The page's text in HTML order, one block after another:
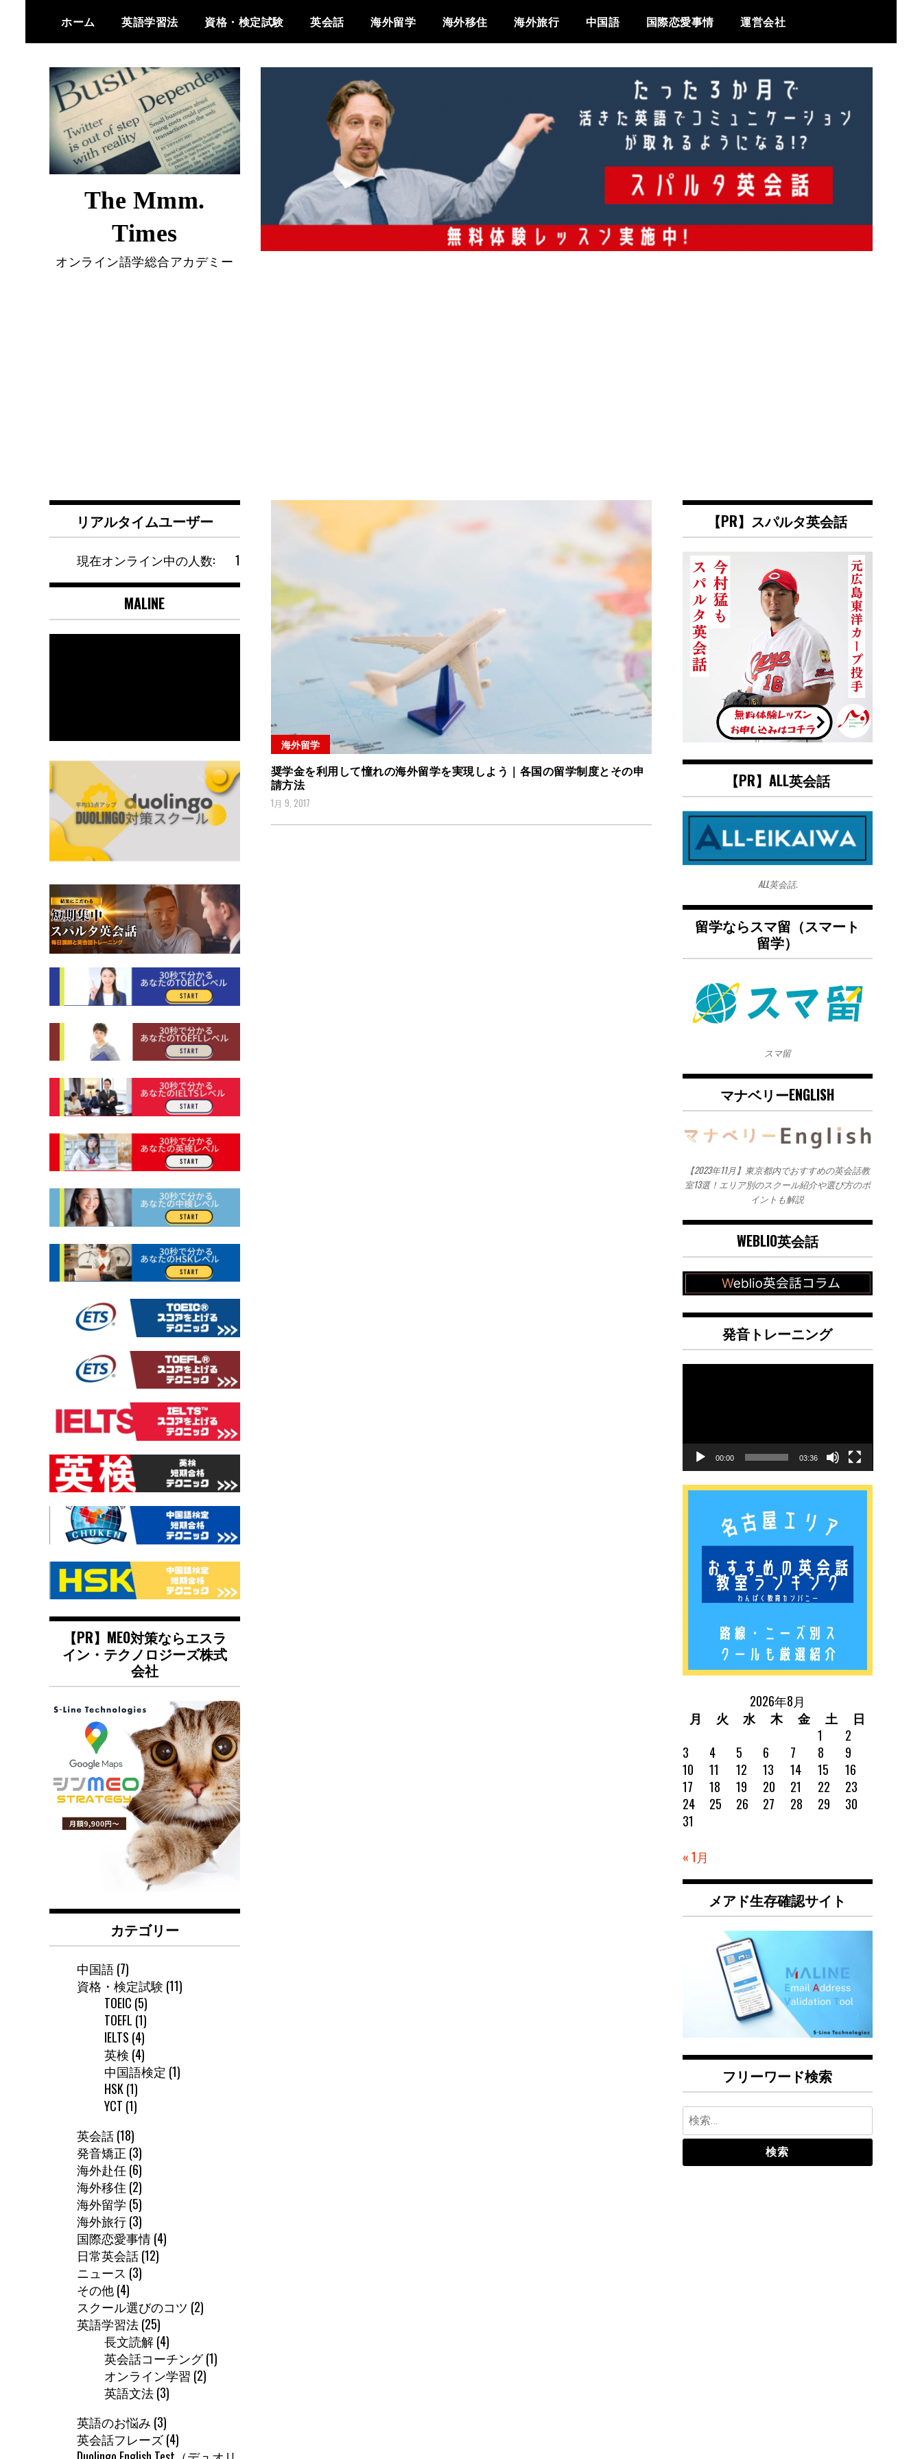
content
ホーム 英語学習法 資格・検定試験 英会話 海外留学 海外移住 海外旅行 中国語 国際恋愛事情 運営会社
The Mmm.
Times
オンライン語学総合アカデミー
海外留学
奨学金を利用して憧れの海外留学を実現しよう｜各国の留学制度とその申
請方法
1月 9, 2017
リアルタイムユーザー
1
現在オンライン中の人数:
MALINE
【PR】MEO対策ならエスラ
イン・テクノロジーズ株式
会社
カテゴリー
中国語(7)
資格・検定試験 (11)
TOEIC (5)
TOEFL (1)
IELTS (4)
英検 (4)
中国語検定 (1)
HSK (1)
YCT (1)
英会話(18)
発音矯正 (3)
海外赴任(6)
海外移住 (2)
海外留学 (5)
海外旅行(3)
国際恋愛事情(4)
日常英会話(12)
ニュース (3)
その他(4)
スクール選びのコツ (2)
英語学習法(25)
長文読解(4)
英会話コーチング(1)
オンライン学習 (2)
英語文法(3)
英語のお悩み (3)
英会話フレーズ(4)
【PR】スパルタ英会話
【PR】ALL英会話
ALL英会話.
留学ならスマ留（スマート
留学）
スマ留
マナベリーENGLISH
【2023年11月】東京都内でおすすめの英会話教
室13選！エリア別のスクール紹介や選び方のポ
イントも解説
WEBLIO英会話
発音トレーニング
ー
ー
00:00 03:36
2026年8月
月
火 水 木 金 土
日
1
2
3
4 5 6 7 8
9
10
11 12 13 14 15
16
17
18 19 20 21 22
23
24
25 26 27 28 29
30
31
« 1月
メアド生存確認サイト
フリーワード検索
検
索: